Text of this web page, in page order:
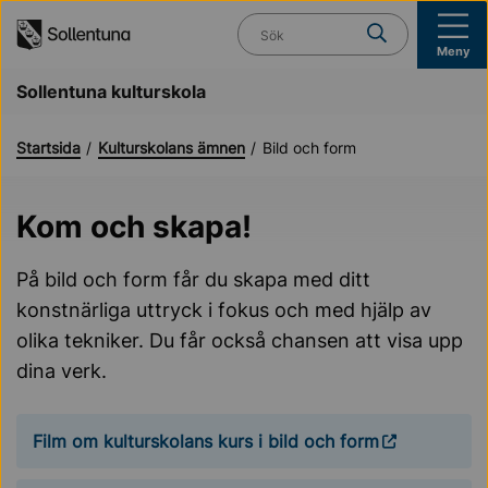
Vad söker du?
Meny
Sollentuna kulturskola
Startsida Kulturskolans ämnen Bild och form
Kom och skapa!
På bild och form får du skapa med ditt
konstnärliga uttryck i fokus och med hjälp av
olika tekniker. Du får också chansen att visa upp
dina verk.
Film om kulturskolans kurs i bild och form